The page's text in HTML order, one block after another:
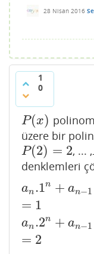
28 Nisan 2016
1
0
P(x)
P(x)
üzere bir
P(2) = 2
P(2)=2 , ... ,
denklemleri
an .1n + an−1
= 1
an .2n + an−1
= 2
an.1n+ an −1.1